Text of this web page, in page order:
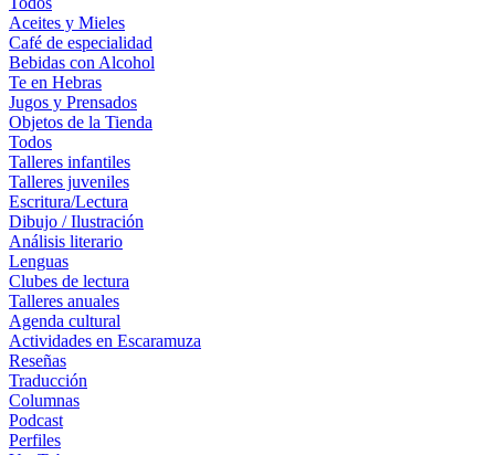
Aceites y Mieles
Café de especialidad
Bebidas con Alcohol
Te en Hebras
Jugos y Prensados
Objetos de la Tienda
Todos
Talleres infantiles
Talleres juveniles
Escritura/Lectura
Dibujo / Ilustración
Análisis literario
Lenguas
Clubes de lectura
Talleres anuales
Agenda cultural
Actividades en Escaramuza
Reseñas
Traducción
Columnas
Podcast
Perfiles